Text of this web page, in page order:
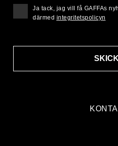
Ja tack, jag vill få GAFFAs
därmed integritetspolicyn